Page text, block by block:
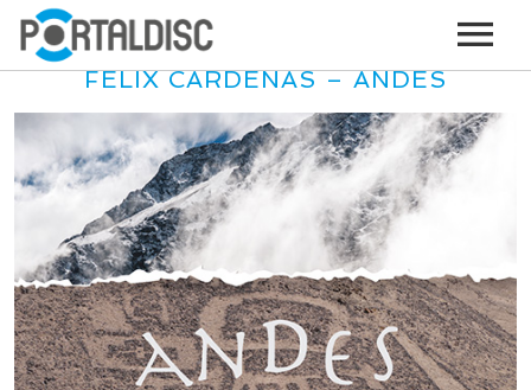
PUBLICAR CONTENIDO (GRATIS)
OTROS SERVICIOS (OPCIONALES)
ENVIO DE MÚSICA A RADIOS
PORTALTICKETS, LA TICKETERA DE PORTALDISC
TARJETAS DE DESCARGA / STREAMING
PLATAFORMAS DE APORTES VOLUNTARIOS
FÉLIX CÁRDENAS – ANDES